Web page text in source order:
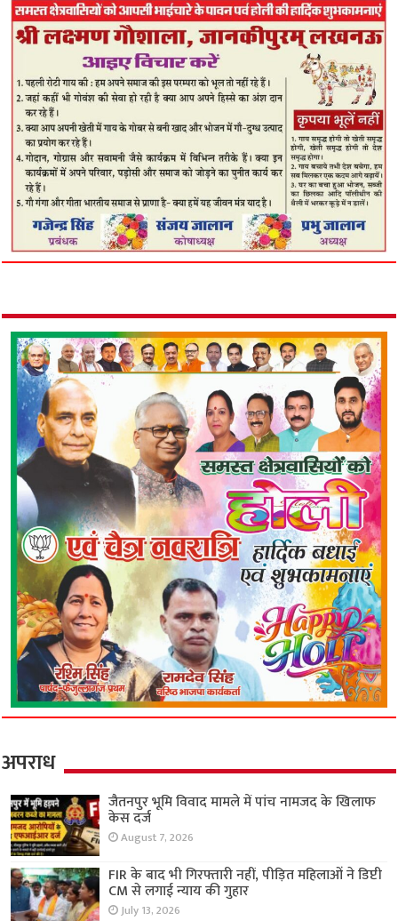
अपराध
जैतनपुर भूमि विवाद मामले में पांच नामजद के खिलाफ
केस दर्ज
August 7, 2026
FIR के बाद भी गिरफ्तारी नहीं, पीड़ित महिलाओं ने डिप्टी
CM से लगाई न्याय की गुहार
July 13, 2026